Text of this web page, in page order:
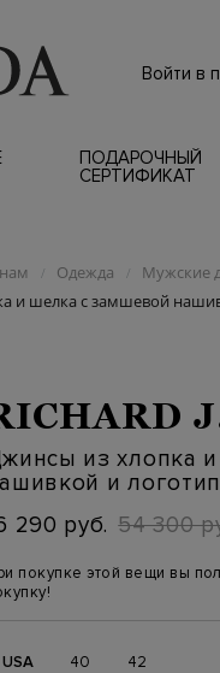
Войти в
ПОДАРОЧНЫЙ
СЕРТИФИКАТ
/ Одежда / Мужские
и шелка с замшевой
из хлопка
и
290 руб. 54 300
покупке этой вещи вы
USA 40 42